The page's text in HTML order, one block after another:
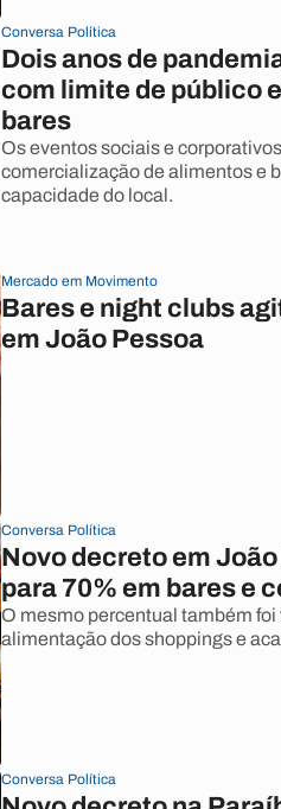
Conversa Política
Dois anos de
com limite de público
bares
Os eventos sociais e
comercialização de alimentos e
capacidade do local.
Mercado em Movimento
Bares e night clubs
em João Pessoa
Conversa Política
Novo decreto em
para 70% em bares e
O mesmo percentual também
alimentação dos shoppings e
Conversa Política